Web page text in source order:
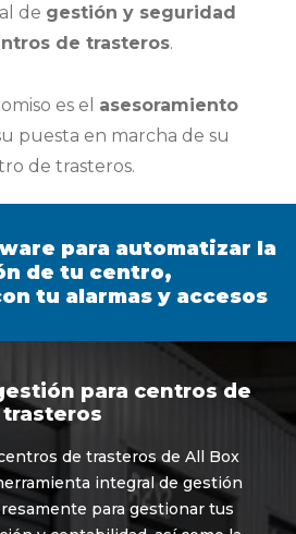
de gestión y seguridad
de trasteros.
es el asesoramiento
puesta en marcha de su
de trasteros.
para automatizar la
de tu centro,
tu alarmas y accesos
para centros de
trasteros
de trasteros de All Box
integral de gestión
para gestionar tus